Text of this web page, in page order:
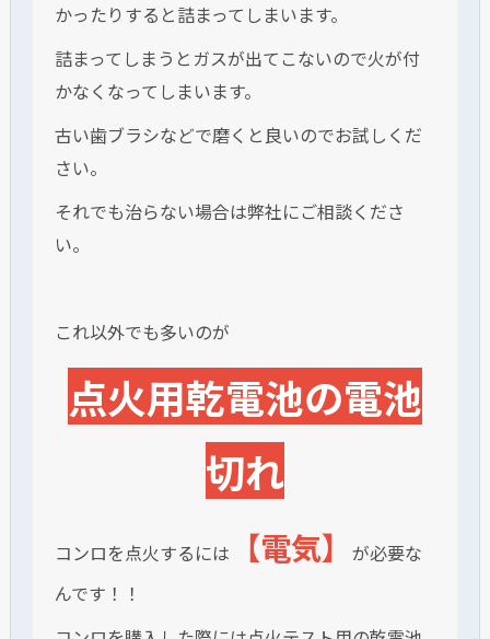
かったりすると詰まってしまいます。
詰まってしまうとガスが出てこないので火が付
かなくなってしまいます。
古い歯ブラシなどで磨くと良いのでお試しくだ
さい。
それでも治らない場合は弊社にご相談くださ
い。
これ以外でも多いのが
点火用乾電池の電池
切れ
コンロを点火するには 【電気】
が必要な
んです！！